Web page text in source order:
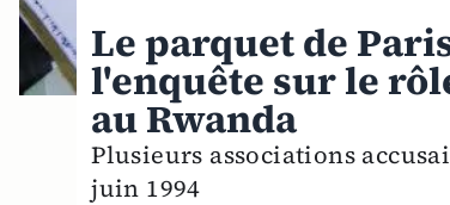
Le parquet de
l'enquête sur le
au Rwanda
Plusieurs associations
juin 1994